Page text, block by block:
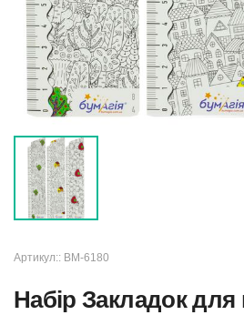
Артикул:: ВМ-6180
Набір Закладок для